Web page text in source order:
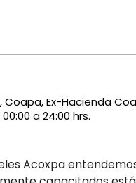
Ex-Hacienda
a 24:00 hrs.
Acoxpa